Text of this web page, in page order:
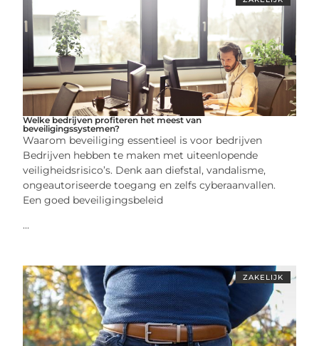
Welke bedrijven profiteren het meest van
beveiligingssystemen?
Waarom beveiliging essentieel is voor bedrijven
Bedrijven hebben te maken met uiteenlopende
veiligheidsrisico’s. Denk aan diefstal, vandalisme,
ongeautoriseerde toegang en zelfs cyberaanvallen.
Een goed beveiligingsbeleid
...
ZAKELIJK